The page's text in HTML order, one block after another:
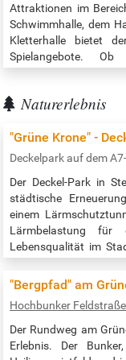
Attraktionen im
Schwimmhalle, dem
Kletterhalle bietet
Spielangebote. Ob
An einigen Anlagen
Naturerlebnis
"Grüne Krone" -
Deckelpark auf dem
Der Deckel-Park in
städtische
einem
Lärmbelastung
Lebensqualität im
getrennten Stadtteile
Vielzahl von…
"Bergpfad" am
Hochbunker Feldstraße
Der Rundweg am
Erlebnis. Der